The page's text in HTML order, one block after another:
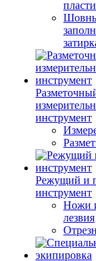
инструмент
Режущий и
инструмент
Ножи
лезвия